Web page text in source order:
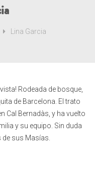
Lina Garcia
Rodeada de bosque,
de Barcelona. El trato
Cal Bernadàs, y ha vuelto
y su equipo. Sin duda
sus Masías.